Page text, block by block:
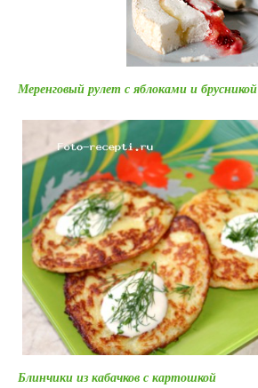
Меренговый рулет с яблоками и брусникой
Блинчики из кабачков с картошкой